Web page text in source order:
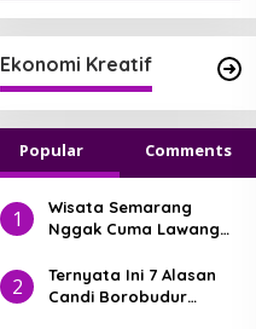
Ekonomi Kreatif
Popular Comments
1
Wisata Semarang
Nggak Cuma Lawang
yang Lagi Jadi Incaran
Traveler
2
Ternyata Ini 7 Alasan
Candi Borobudur